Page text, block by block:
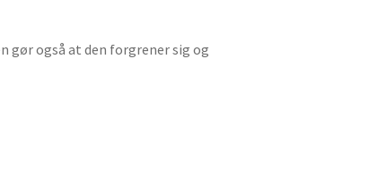
også at den forgrener sig og